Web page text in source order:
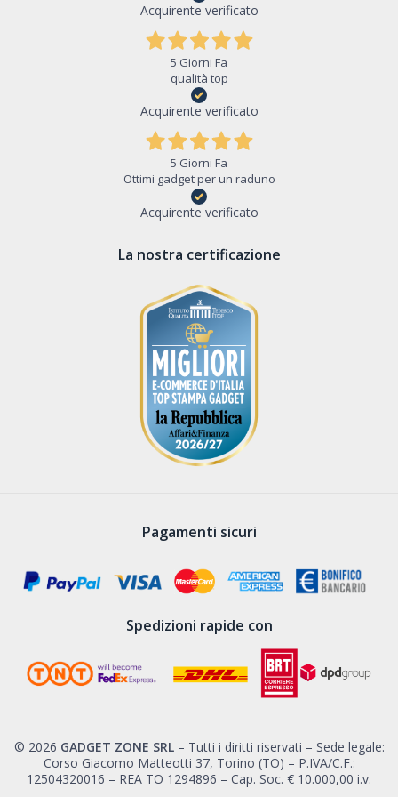
Acquirente verificato
5 Giorni Fa
qualità top
Acquirente verificato
5 Giorni Fa
Ottimi gadget per un raduno
Acquirente verificato
La nostra certificazione
Pagamenti sicuri
Spedizioni rapide con
© 2026 GADGET ZONE SRL– Tutti i diritti riservati – Sede legale:
Corso Giacomo Matteotti 37, Torino (TO) – P.IVA/C.F.:
12504320016 – REA TO 1294896 – Cap. Soc. € 10.000,00 i.v.